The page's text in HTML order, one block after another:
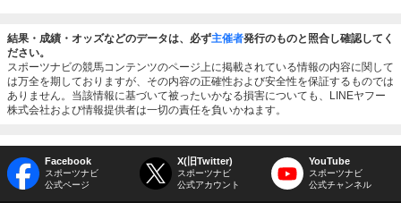
結果・成績・オッズなどのデータは、必ず主催者発行のものと照合し確認してく
ださい。
スポーツナビの競馬コンテンツのページ上に掲載されている情報の内容に関して
は万全を期しておりますが、その内容の正確性および安全性を保証するものでは
ありません。当該情報に基づいて被ったいかなる損害についても、LINEヤフー
株式会社および情報提供者は一切の責任を負いかねます。
Facebook
スポーツナビ
公式ページ
X(旧Twitter)
スポーツナビ
公式アカウント
YouTube
スポーツナビ
公式チャンネル